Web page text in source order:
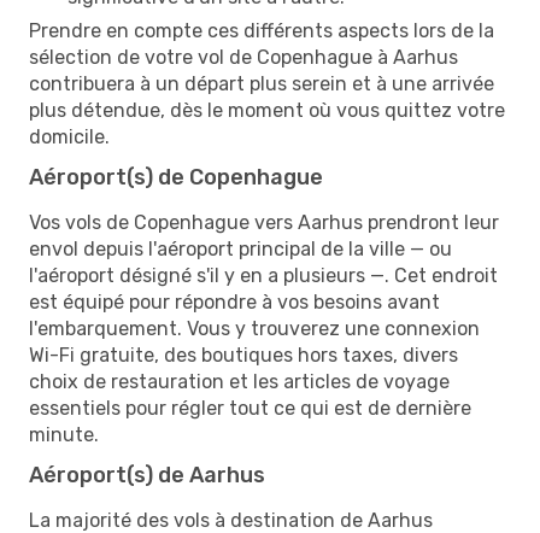
Prendre en compte ces différents aspects lors de la
sélection de votre vol de Copenhague à Aarhus
contribuera à un départ plus serein et à une arrivée
plus détendue, dès le moment où vous quittez votre
domicile.
Aéroport(s) de Copenhague
Vos vols de Copenhague vers Aarhus prendront leur
envol depuis l'aéroport principal de la ville — ou
l'aéroport désigné s'il y en a plusieurs —. Cet endroit
est équipé pour répondre à vos besoins avant
l'embarquement. Vous y trouverez une connexion
Wi-Fi gratuite, des boutiques hors taxes, divers
choix de restauration et les articles de voyage
essentiels pour régler tout ce qui est de dernière
minute.
Aéroport(s) de Aarhus
La majorité des vols à destination de Aarhus